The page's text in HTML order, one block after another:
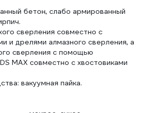
бетон, слабо армированный
сверления совместно с
и дрелями алмазного сверления, а
сверления с помощью
MAX совместно с хвостовиками
вакуумная пайка.